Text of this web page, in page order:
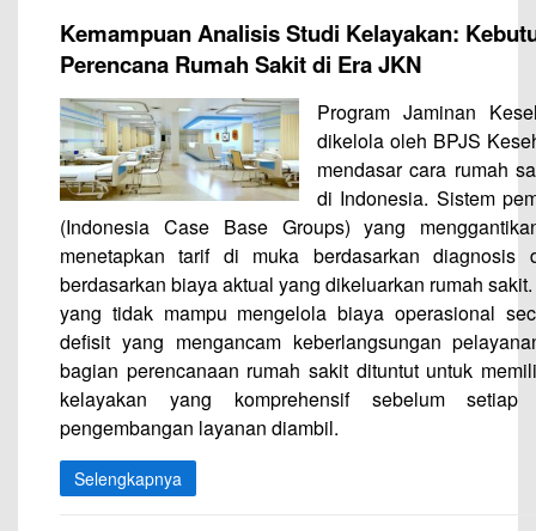
Kemampuan Analisis Studi Kelayakan:
Perencana Rumah Sakit di Era JKN
Program Jaminan
dikelola oleh BPJS
mendasar cara rumah
di Indonesia. Sistem
(Indonesia Case Base Groups) yang
menetapkan tarif di muka berdasarkan diagnosis
berdasarkan biaya aktual yang dikeluarkan rumah
yang tidak mampu mengelola biaya operasional
defisit yang mengancam keberlangsungan
bagian perencanaan rumah sakit dituntut untuk
kelayakan yang komprehensif sebelum
pengembangan layanan diambil.
Selengkapnya